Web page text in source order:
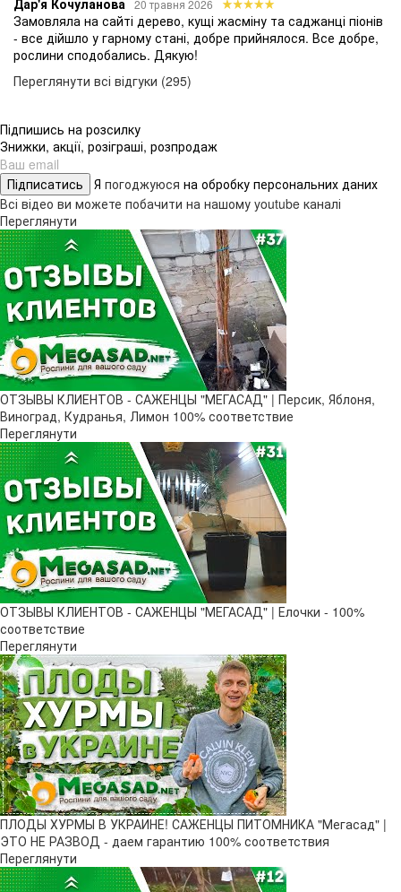
Дар'я Кочуланова 20 травня 2026
Замовляла на сайті дерево, кущі жасміну та саджанці піонів
- все дійшло у гарному стані, добре прийнялося. Все добре,
рослини сподобались. Дякую!
Переглянути всі відгуки (295)
Підпишись на розсилку
Знижки, акції, розіграші, розпродаж
Підписатись Я погоджуюся на обробку персональних даних
Всі відео ви можете побачити на нашому youtube каналі
Переглянути
ОТЗЫВЫ КЛИЕНТОВ - САЖЕНЦЫ "МЕГАСАД" | Персик, Яблоня,
Виноград, Кудранья, Лимон 100% соответствие
Переглянути
ОТЗЫВЫ КЛИЕНТОВ - САЖЕНЦЫ "МЕГАСАД" | Елочки - 100%
соответствие
Переглянути
ПЛОДЫ ХУРМЫ В УКРАИНЕ! САЖЕНЦЫ ПИТОМНИКА "Мегасад" |
ЭТО НЕ РАЗВОД - даем гарантию 100% соответствия
Переглянути